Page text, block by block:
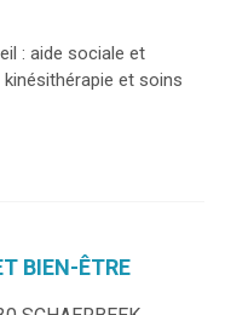
: aide sociale et
et soins
BIEN-ÊTRE